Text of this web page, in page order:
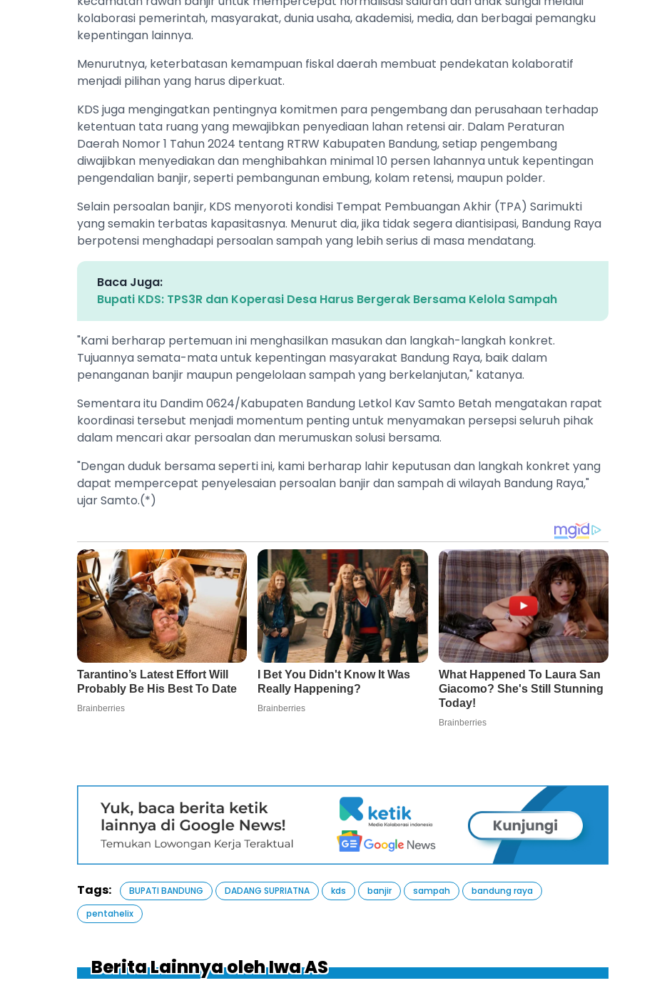
kolaborasi pemerintah, masyarakat, dunia usaha, akademisi, media, dan berbagai pemangku
kepentingan lainnya.
Menurutnya, keterbatasan kemampuan fiskal daerah membuat pendekatan kolaboratif
menjadi pilihan yang harus diperkuat.
KDS juga mengingatkan pentingnya komitmen para pengembang dan perusahaan terhadap
ketentuan tata ruang yang mewajibkan penyediaan lahan retensi air. Dalam Peraturan
Daerah Nomor 1 Tahun 2024 tentang RTRW Kabupaten Bandung, setiap pengembang
diwajibkan menyediakan dan menghibahkan minimal 10 persen lahannya untuk kepentingan
pengendalian banjir, seperti pembangunan embung, kolam retensi, maupun polder.
Selain persoalan banjir, KDS menyoroti kondisi Tempat Pembuangan Akhir (TPA) Sarimukti
yang semakin terbatas kapasitasnya. Menurut dia, jika tidak segera diantisipasi, Bandung Raya
berpotensi menghadapi persoalan sampah yang lebih serius di masa mendatang.
Baca Juga:
Bupati KDS: TPS3R dan Koperasi Desa Harus Bergerak Bersama Kelola Sampah
"Kami berharap pertemuan ini menghasilkan masukan dan langkah-langkah konkret.
Tujuannya semata-mata untuk kepentingan masyarakat Bandung Raya, baik dalam
penanganan banjir maupun pengelolaan sampah yang berkelanjutan," katanya.
Sementara itu Dandim 0624/Kabupaten Bandung Letkol Kav Samto Betah mengatakan rapat
koordinasi tersebut menjadi momentum penting untuk menyamakan persepsi seluruh pihak
dalam mencari akar persoalan dan merumuskan solusi bersama.
"Dengan duduk bersama seperti ini, kami berharap lahir keputusan dan langkah konkret yang
dapat mempercepat penyelesaian persoalan banjir dan sampah di wilayah Bandung Raya,"
ujar Samto.(*)
Tags: BUPATI BANDUNG DADANG SUPRIATNA kds banjir sampah
bandung raya
pentahelix
Berita Lainnya oleh Iwa AS